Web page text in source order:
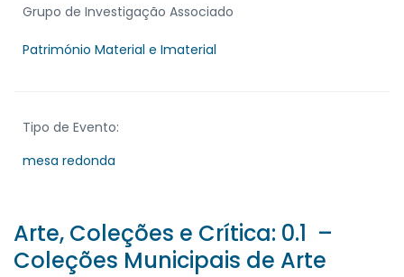
Grupo de Investigação Associado
Património Material e Imaterial
Tipo de Evento:
mesa redonda
Arte, Coleções e Crítica: 0.1 –
Coleções Municipais de Arte